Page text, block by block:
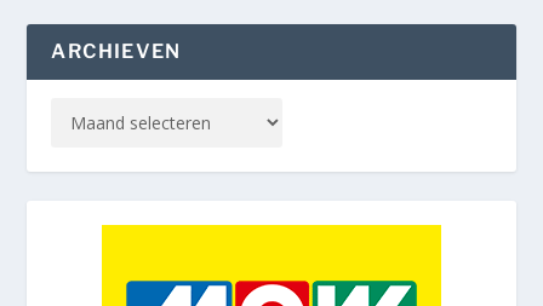
ARCHIEVEN